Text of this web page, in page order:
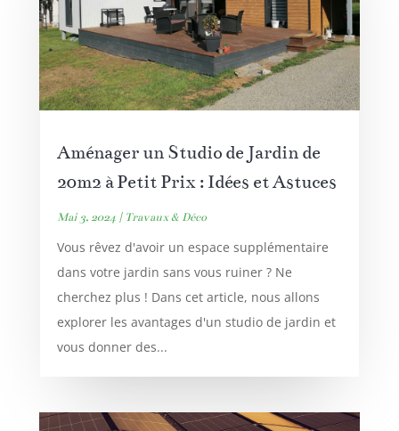
Aménager un Studio de Jardin de
20m2 à Petit Prix : Idées et Astuces
Mai 3, 2024| Travaux & Déco
Vous rêvez d'avoir un espace supplémentaire
dans votre jardin sans vous ruiner ? Ne
cherchez plus ! Dans cet article, nous allons
explorer les avantages d'un studio de jardin et
vous donner des...